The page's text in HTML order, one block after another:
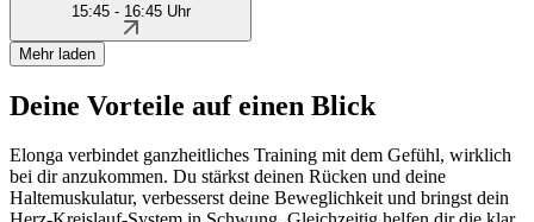
15:45 - 16:45 Uhr
Mehr laden
Deine Vorteile auf einen Blick
Elonga verbindet ganzheitliches Training mit dem Gefühl, wirklich
bei dir anzukommen. Du stärkst deinen Rücken und deine
Haltemuskulatur, verbesserst deine Beweglichkeit und bringst dein